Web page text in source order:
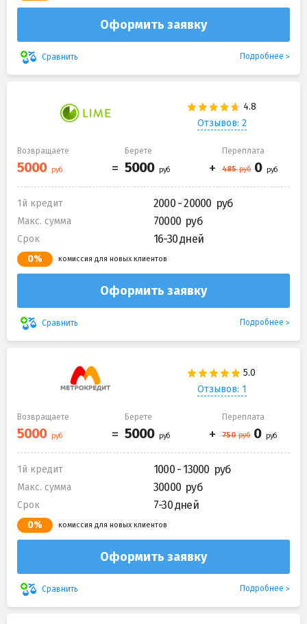
Оформить заявку
Сравнить Подробнее
Отзывов: 2
Возвращаете Берете Переплата
1й кредит 2000 - 20000
Макс. сумма 70000
Срок 16-30 дней
0% комиссия для новых клиентов
Оформить заявку
Сравнить Подробнее
Отзывов: 1
Возвращаете Берете Переплата
1й кредит 1000 - 13000
Макс. сумма 30000
Срок 7-30 дней
0% комиссия для новых клиентов
Оформить заявку
Сравнить Подробнее